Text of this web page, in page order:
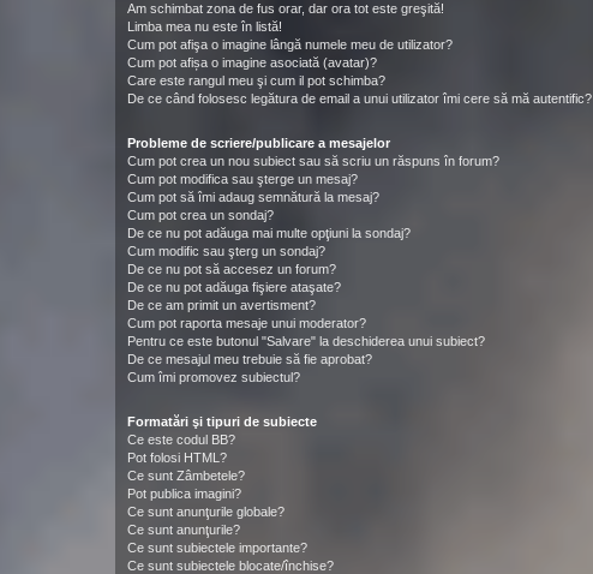
Am schimbat zona de fus orar, dar ora tot este greşită!
Limba mea nu este în listă!
Cum pot afişa o imagine lângă numele meu de utilizator?
Cum pot afișa o imagine asociată (avatar)?
Care este rangul meu şi cum il pot schimba?
De ce când folosesc legătura de email a unui utilizator îmi cere să mă autentific?
Probleme de scriere/publicare a mesajelor
Cum pot crea un nou subiect sau să scriu un răspuns în forum?
Cum pot modifica sau şterge un mesaj?
Cum pot să îmi adaug semnătură la mesaj?
Cum pot crea un sondaj?
De ce nu pot adăuga mai multe opţiuni la sondaj?
Cum modific sau şterg un sondaj?
De ce nu pot să accesez un forum?
De ce nu pot adăuga fişiere ataşate?
De ce am primit un avertisment?
Cum pot raporta mesaje unui moderator?
Pentru ce este butonul "Salvare" la deschiderea unui subiect?
De ce mesajul meu trebuie să fie aprobat?
Cum îmi promovez subiectul?
Formatări şi tipuri de subiecte
Ce este codul BB?
Pot folosi HTML?
Ce sunt Zâmbetele?
Pot publica imagini?
Ce sunt anunţurile globale?
Ce sunt anunţurile?
Ce sunt subiectele importante?
Ce sunt subiectele blocate/închise?